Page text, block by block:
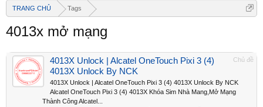
TRANG CHỦ Tags
4013x mở mạng
Chủ đề
4013X Unlock | Alcatel OneTouch Pixi 3 (4)
4013X Unlock By NCK
4013X Unlock | Alcatel OneTouch Pixi 3 (4) 4013X Unlock By NCK
Alcatel OneTouch Pixi 3 (4) 4013X Khóa Sim Nhà Mang,Mở Mạng
Thành Công Alcatel...